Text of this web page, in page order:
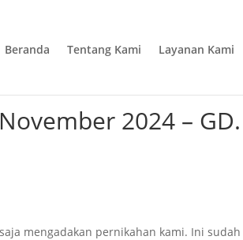
Beranda Tentang Kami Layanan Kami
2024 – GD.
mengadakan pernikahan kami. Ini sudah